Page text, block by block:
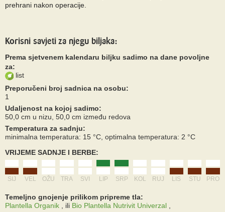
prehrani nakon operacije.
Korisni savjeti za njegu biljaka:
Prema sjetvenem kalendaru biljku sadimo na dane povoljne
za:
list
Preporučeni broj sadnica na osobu:
1
Udaljenost na kojoj sadimo:
50,0 cm u nizu, 50,0 cm između redova
Temperatura za sadnju:
minimalna temperatura: 15 °C, optimalna temperatura: 2 °C
VRIJEME SADNJE I BERBE:
SIJ VEL OŽU TRA SVI LIP SRP KOL RUJ LIS STU PRO
Temeljno gnojenje prilikom pripreme tla:
Plantella Organik
ili Bio Plantella Nutrivit Univerzal